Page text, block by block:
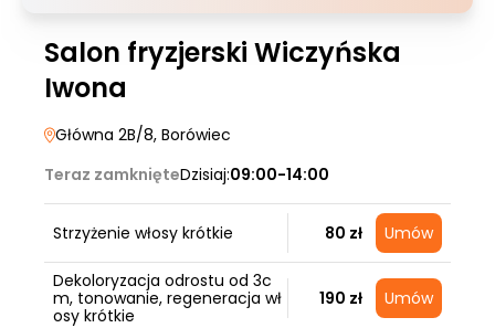
Salon fryzjerski Wiczyńska
Iwona
Główna 2B/8, Borówiec
Teraz zamknięteDzisiaj:09:00-14:00
Strzyżenie włosy krótkie 80 zł Umów
Dekoloryzacja odrostu od 3c
m, tonowanie, regeneracja wł
osy krótkie
190 zł Umów